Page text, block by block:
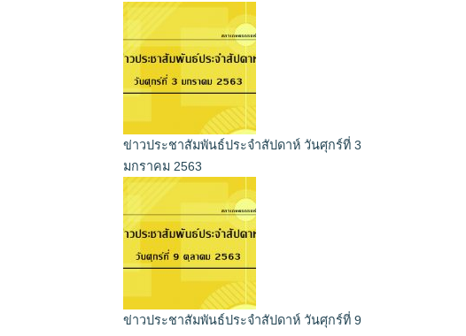
ข่าวประชาสัมพันธ์ประจำสัปดาห์ วันศุกร์ที่ 3
มกราคม 2563
ข่าวประชาสัมพันธ์ประจำสัปดาห์ วันศุกร์ที่ 9